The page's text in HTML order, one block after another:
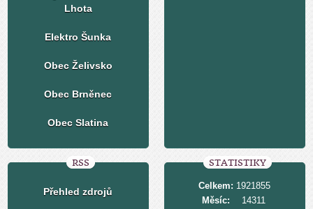
Lhota
Elektro Šunka
Obec Želivsko
Obec Brněnec
Obec Slatina
RSS
Přehled zdrojů
STATISTIKY
Celkem: 1921855
Měsíc:
14311